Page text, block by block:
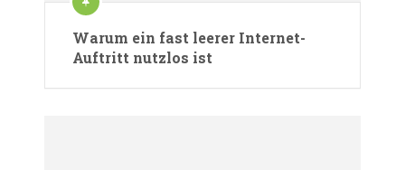
Warum ein fast leerer Internet-
Auftritt nutzlos ist